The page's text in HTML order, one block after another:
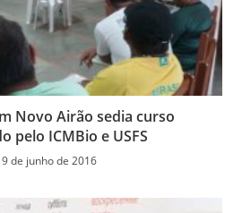
Novo Airão sedia curso
pelo ICMBio e USFS
9 de junho de 2016